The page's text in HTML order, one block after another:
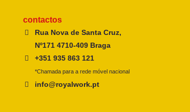
contactos
Rua Nova de Santa Cruz,
Nº171 4710-409 Braga
+351 935 863 121
*Chamada para a rede móvel nacional
info@royalwork.pt